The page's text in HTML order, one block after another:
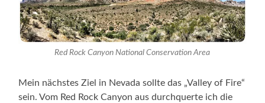
Red Rock Canyon National Conservation Area
Mein nächstes Ziel in Nevada sollte das „Valley of Fire“
sein. Vom Red Rock Canyon aus durchquerte ich die